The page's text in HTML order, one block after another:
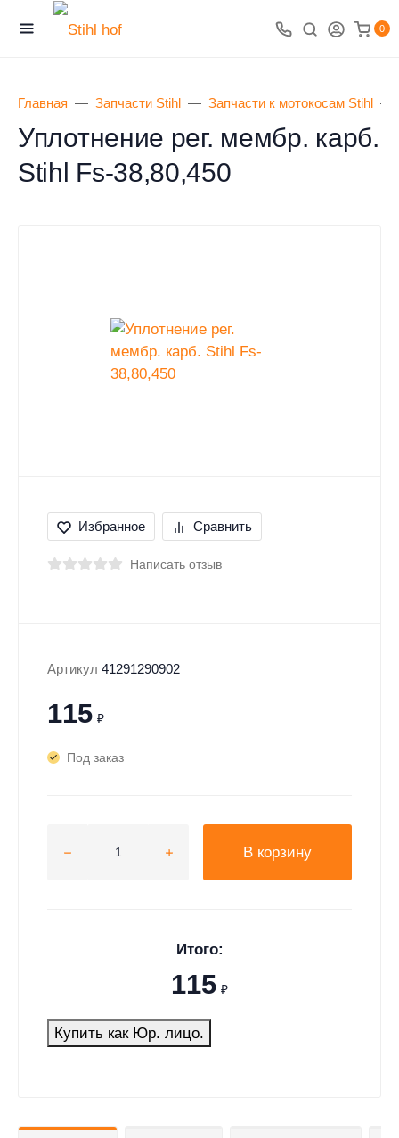
0
Главная Запчасти Stihl Запчасти к мотокосам Stihl
Уплотнение рег. мембр. карб.
Stihl Fs-38,80,450
Избранное Сравнить
Написать отзыв
Артикул 41291290902
115 ₽
Под заказ
В корзину
Итого:
115 ₽
Купить как Юр. лицо.